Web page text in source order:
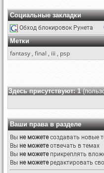
Социальные закладки
Обход блокировок Рунета
Метки
fantasy , final , iii , psp
Здесь присутствуют: 1
Ваши права в разделе
Вы не можетесоздавать новые
Вы не можетеотвечать в темах
Вы не можетеприкреплять
Вы не можетередактировать